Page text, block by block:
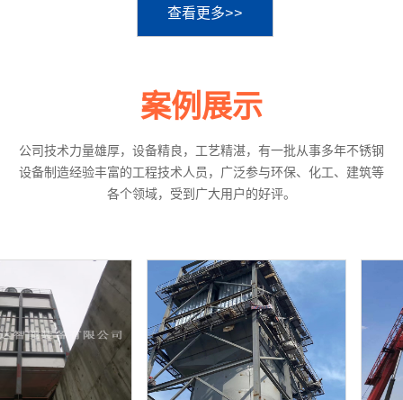
查看更多>>
案例展示
公司技术力量雄厚，设备精良，工艺精湛，有一批从事多年不锈钢
设备制造经验丰富的工程技术人员，广泛参与环保、化工、建筑等
各个领域，受到广大用户的好评。